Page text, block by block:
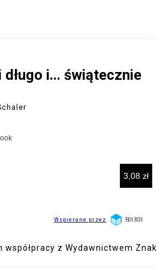
współpracy z Wydawnictwem Znak